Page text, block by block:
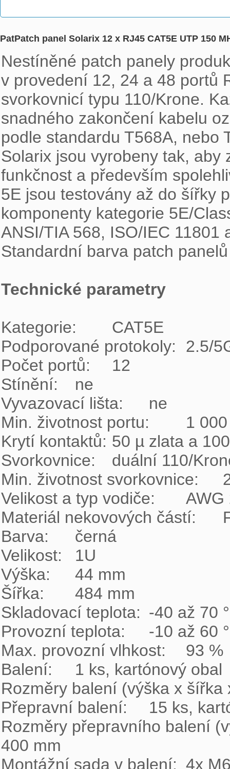
PatPatch panel Solarix 12 x RJ45 CAT5E UTP 150
Nestíněné patch panely
v provedení 12, 24 a 48 portů
svorkovnicí typu 110/Krone.
snadného zakončení kabelu
podle standardu T568A, nebo
Solarix jsou vyrobeny tak,
funkčnost a především
5E jsou testovány až do šířky
komponenty kategorie 5E/
ANSI/TIA 568, ISO/IEC
Standardní barva patch
Technické parametry
Kategorie:	CAT5E
Podporované protokoly:	2.5/5GBASE-T a nižší
Počet portů:	12
Stínění:	ne
Vyvazovací lišta:	ne
Min. životnost portu:	1 000 zapojení/odpojení
Krytí kontaktů:	50 µ zlata a 100 µ niklu
Svorkovnice:	duální 110/Krone 8p8c
Min. životnost svorkovnice:	200 zařezání
Velikost a typ vodiče:	AWG 26 - 22, drát
Materiál nekovových částí:	FR plast podle UL94-0
Barva:	černá
Velikost:	1U
Výška:	44 mm
Šířka:	484 mm
Skladovací teplota:	-40 až 70 °C
Provozní teplota:	-10 až 60 °C
Max. provozní vlhkost:	93 %
Balení:	1 ks, kartónový obal
Rozměry balení (výška x šířka x hloubka):	76
Přepravní balení:	15 ks, kartónový box
Rozměry přepravního balení (výška x
400 mm
Montážní sada v balení:	4x